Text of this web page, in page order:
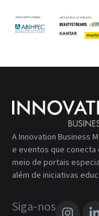
A Innovation Business
e eventos que
meio de portais
além de iniciativas
Siga-nos